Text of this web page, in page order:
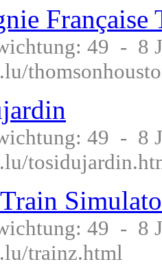
49 - 8
49 - 8
49 - 8
trainz.html